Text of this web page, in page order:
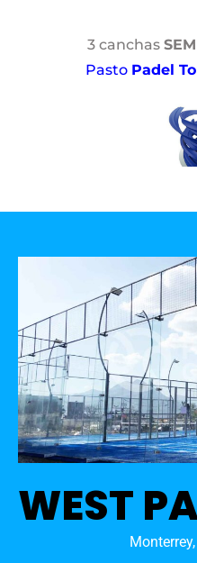
3 canchas
Pasto Padel
WEST